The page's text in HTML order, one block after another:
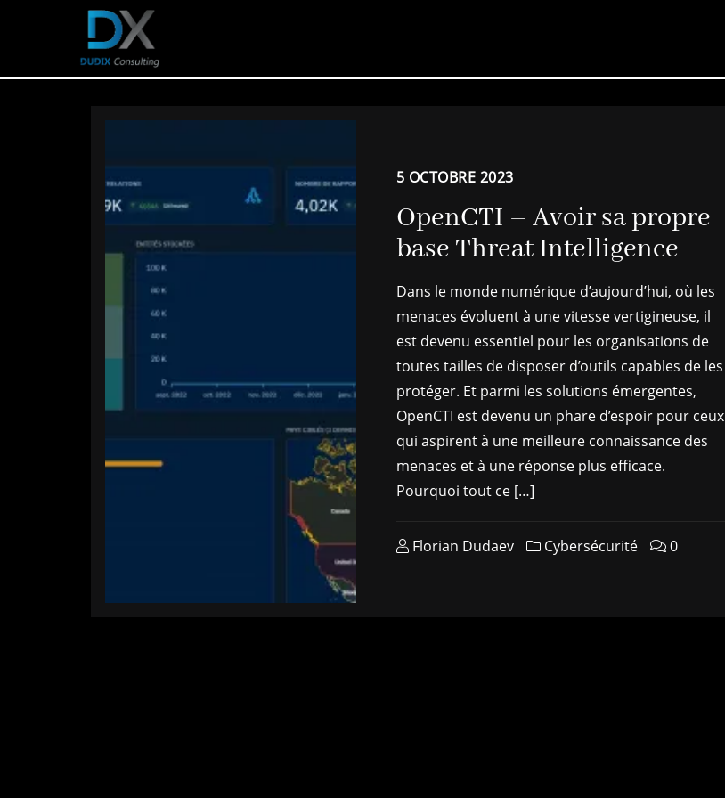
5 OCTOBRE 2023
OpenCTI – Avoir sa propre
base Threat Intelligence
Dans le monde numérique d’aujourd’hui, où les
menaces évoluent à une vitesse vertigineuse, il
est devenu essentiel pour les organisations de
toutes tailles de disposer d’outils capables de les
protéger. Et parmi les solutions émergentes,
OpenCTI est devenu un phare d’espoir pour ceux
qui aspirent à une meilleure connaissance des
menaces et à une réponse plus efficace.
Pourquoi tout ce […]
Florian Dudaev Cybersécurité 0